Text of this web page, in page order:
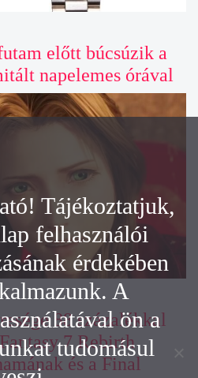
előtt búcsúzik a
napelemes órával
88 százalékkal
7 Rebirth
és a Final
Tájékoztatjuk,
felhasználói
érdekében
A
ön a
tudomásul